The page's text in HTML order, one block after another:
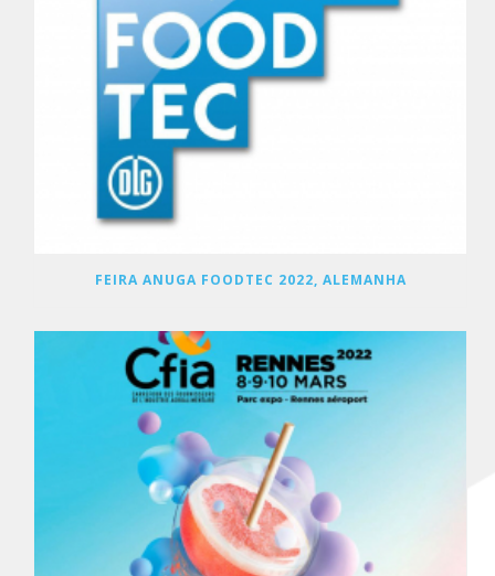
FEIRA ANUGA FOODTEC 2022, ALEMANHA